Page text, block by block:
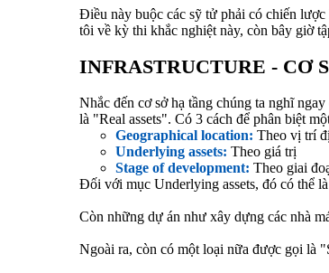
Điều này buộc các sỹ tử phải có chiến
tôi về kỳ thi khắc nghiệt này, còn bây giờ
INFRASTRUCTURE - CƠ
Nhắc đến cơ sở hạ tầng chúng ta nghĩ
là "Real assets". Có 3 cách để phân biệt
Geographical location: Theo vị trí
Underlying assets: Theo giá trị
Stage of development: Theo giai
Đối với mục Underlying assets, đó có thể
Còn những dự án như xây dựng các nhà
Ngoài ra, còn có một loại nữa được gọi là